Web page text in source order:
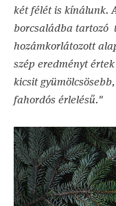
két félét is kínálunk.
borcsaládba tartozó
hozámkorlátozott
szép eredményt
kicsit
fahordós érlelésű."